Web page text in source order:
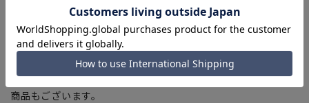
入の目安としてご利用ください。
■生地や仕様・デザインにより、着用感や実際のサイズ表に若
干の誤差が生じる場合がございます。予めご了承ください。
■サイズスペックは仕上がりサイズを記載しております。一
部、商品現物におすすめサイズ(ヌードサイズ)を記載している
商品もございます。